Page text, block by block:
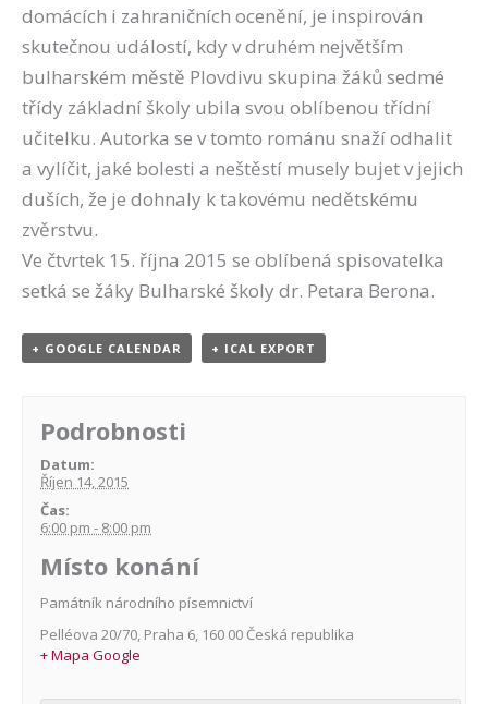
domácích i zahraničních ocenění, je inspirován
skutečnou událostí, kdy v druhém největším
bulharském městě Plovdivu skupina žáků sedmé
třídy základní školy ubila svou oblíbenou třídní
učitelku. Autorka se v tomto románu snaží odhalit
a vylíčit, jaké bolesti a neštěstí musely bujet v jejich
duších, že je dohnaly k takovému nedětskému
zvěrstvu.
Ve čtvrtek 15. října 2015 se oblíbená spisovatelka
setká se žáky Bulharské školy dr. Petara Berona.
+ GOOGLE CALENDAR + ICAL EXPORT
Podrobnosti
Datum:
Říjen 14, 2015
Čas:
6:00 pm - 8:00 pm
Místo konání
Památník národního písemnictví
Pelléova 20/70, Praha 6, 160 00 Česká republika
+ Mapa Google